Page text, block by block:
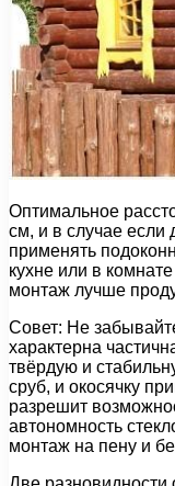
Оптимальное
см, и в случае если
применять
кухне или в
монтаж лучше
Совет: Не
характерна
твёрдую и
сруб, и окосячку
разрешит
автономность
монтаж на пену и